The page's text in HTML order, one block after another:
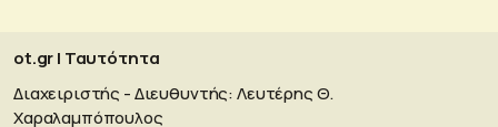
ot.gr | Ταυτότητα
Διαχειριστής - Διευθυντής: Λευτέρης Θ.
Χαραλαμπόπουλος